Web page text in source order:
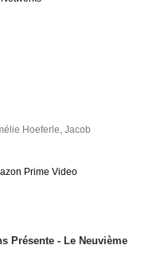
Hoeferle,Jacob
Prime Video
Présente - Le Neuvième